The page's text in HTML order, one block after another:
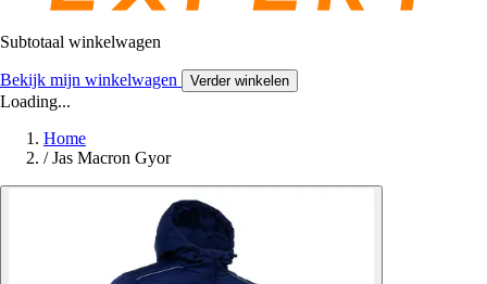
Subtotaal winkelwagen
Bekijk mijn winkelwagen Verder winkelen
Loading...
Home
/ Jas Macron Gyor